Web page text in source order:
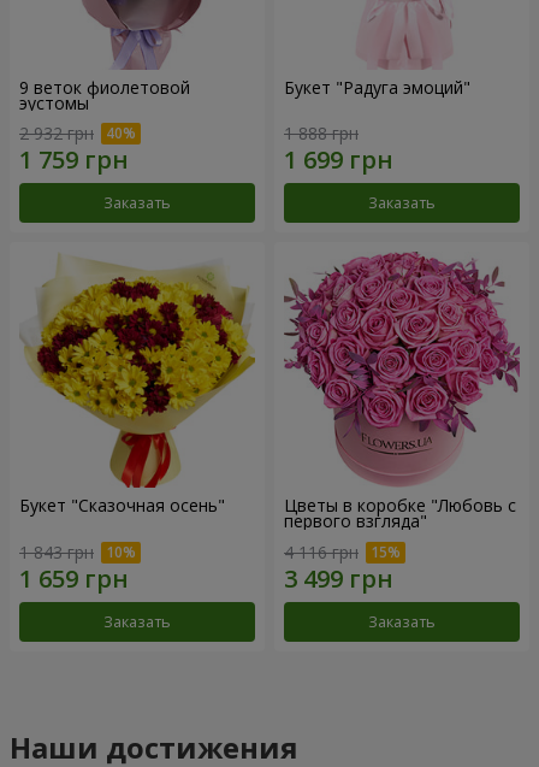
9 веток фиолетовой
эустомы
2 932 грн
Заказать
Букет "Радуга эмоций"
1 888 грн
Заказать
Букет "Сказочная осень"
1 843 грн
Заказать
Цветы в коробке "Любовь с
первого взгляда"
4 116 грн
Заказать
Наши достижения